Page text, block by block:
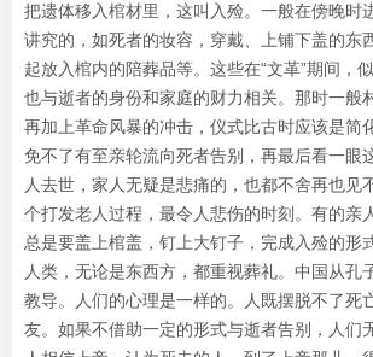
把遗体移入棺材里，这叫入殓。一般在傍晚时
讲究的，如死者的妆容，穿戴、上铺下盖的东
起放入棺内的陪葬品等。这些在“文革”期间，
也与逝者的身份和家庭的财力相关。那时一般
再加上革命风暴的冲击，仪式比古时应该是简
免不了有至亲轮流向死者告别，再最后看一眼
人去世，家人无疑是悲痛的，也都不舍再也见
个打发老人过程，最令人悲伤的时刻。有的亲
总是要盖上棺盖，钉上大钉子，完成入殓的形式
人类，无论是东西方，都重视葬礼。中国从孔
教导。人们的心理是一样的。人既摆脱不了死
友。如果不借助一定的形式与逝者告别，人们